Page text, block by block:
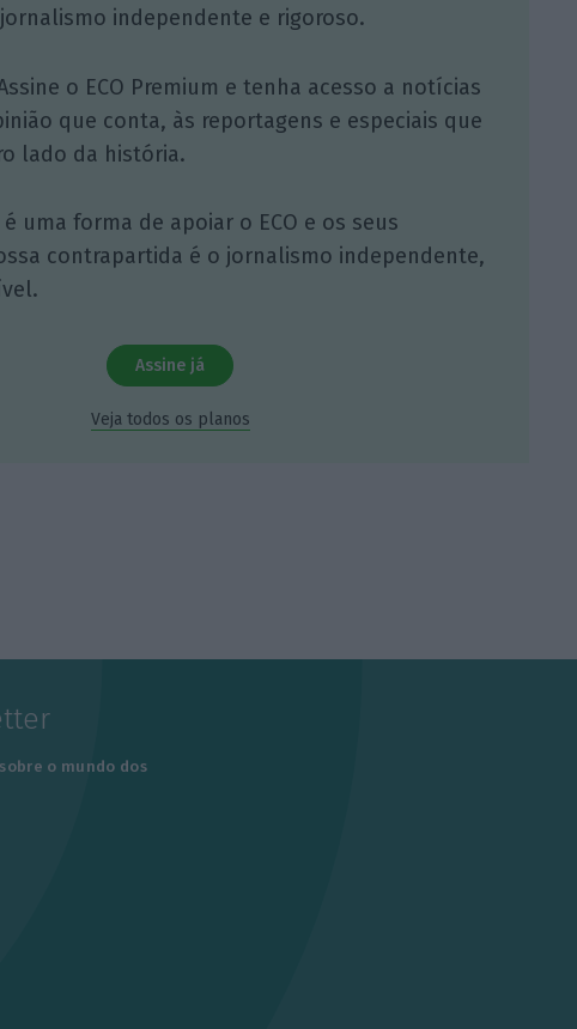
independente e rigoroso.
o ECO Premium e tenha acesso a notícias
que conta, às reportagens e especiais que
lado da história.
uma forma de apoiar o ECO e os seus
contrapartida é o jornalismo independente,
Assine já
Veja todos os planos
o mundo dos